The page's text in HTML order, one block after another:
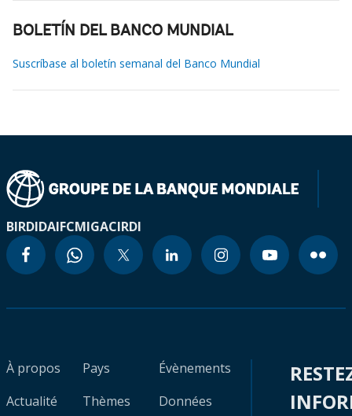
BOLETÍN DEL BANCO MUNDIAL
Suscríbase al boletín semanal del Banco Mundial
BIRDIDAIFCMIGACIRDI
À propos
Actualité
Pays
Thèmes
Évènements
Données